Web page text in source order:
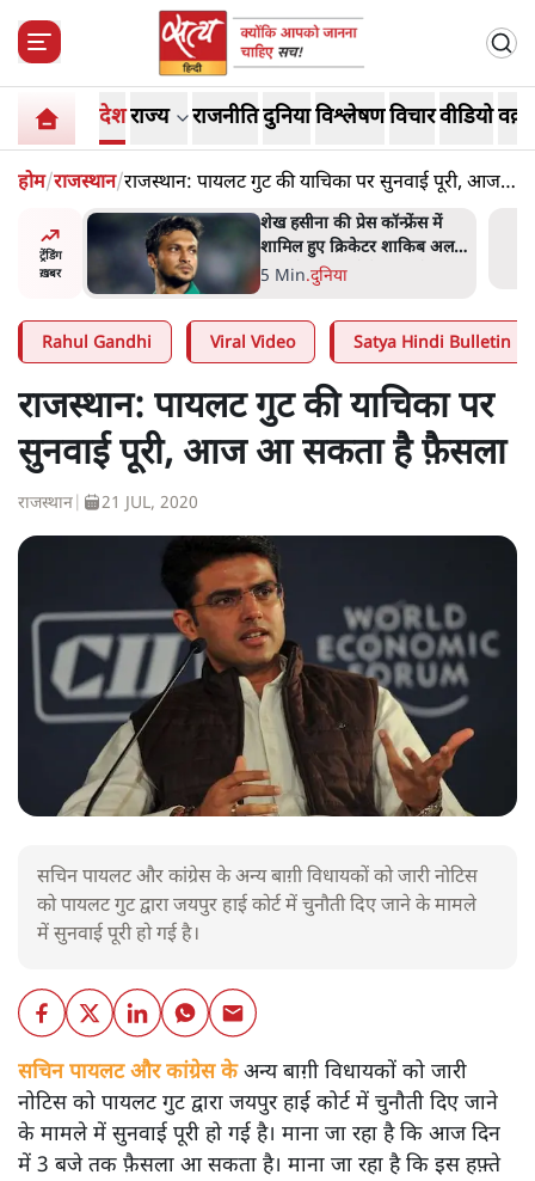
देशराज्य राजनीतिदुनियाविश्लेषणविचारवीडियो
होम/राजस्थान/राजस्थान: पायलट गुट की याचिका पर सुनवाई पूरी, आज
आ सकता है फ़ैसला
ट्रेंडिंग
ख़बर
अहमद
में बंद
शेख हसीना की प्रेस कॉन्फ्रेंस में
शामिल हुए क्रिकेटर शाकिब अल
हसन के घर पर पेट्रोल बम से हमला
5 Min.दुनिया
Rahul Gandhi Viral Video Satya Hindi Bulletin
राजस्थान: पायलट गुट की याचिका पर
सुनवाई पूरी, आज आ सकता है फ़ैसला
राजस्थान 21 JUL, 2020
सचिन पायलट और कांग्रेस के अन्य बाग़ी विधायकों को जारी नोटिस
को पायलट गुट द्वारा जयपुर हाई कोर्ट में चुनौती दिए जाने के मामले
में सुनवाई पूरी हो गई है।
सचिन पायलट और कांग्रेस केअन्य बाग़ी विधायकों को जारी
नोटिस को पायलट गुट द्वारा जयपुर हाई कोर्ट में चुनौती दिए जाने
के मामले में सुनवाई पूरी हो गई है। माना जा रहा है कि आज दिन
में 3 बजे तक फ़ैसला आ सकता है। माना जा रहा है कि इस हफ़्ते